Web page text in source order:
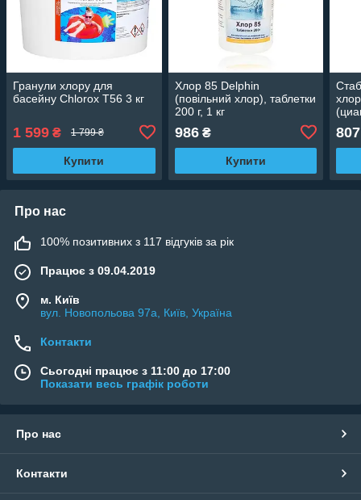
Гранули хлору для
басейну Chlorox T56 3 кг
1 599 ₴ 1 799 ₴
Купити
Хлор 85 Delphin
(повільний хлор), таблетки
200 г, 1 кг
986₴
Купити
807
Про нас
100% позитивних з 117 відгуків за рік
Працює з 09.04.2019
м. Київ
вул. Новопольова 97а, Київ, Україна
Контакти
Сьогодні працює з 11:00 до 17:00
Показати весь графік роботи
Про нас
Контакти